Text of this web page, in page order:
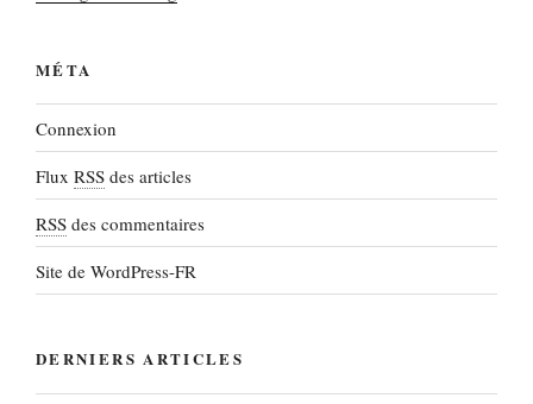
MÉTA
Connexion
Flux RSS des articles
RSS des commentaires
Site de WordPress-FR
DERNIERS ARTICLES